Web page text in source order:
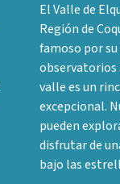
El Valle de
Región de
famoso por
valle es un
excepcional.
pueden
disfrutar de
bajo las